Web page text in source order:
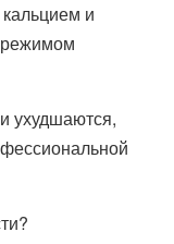
и
ухудшаются,